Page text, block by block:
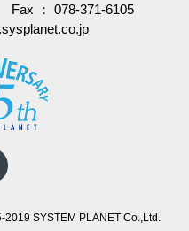
Fax ： 078-371-6105
SYSTEM PLANET Co.,Ltd.